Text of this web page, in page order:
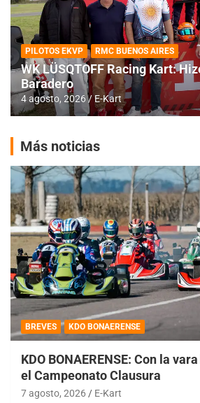
PILOTOS EKVP RMC BUENOS AIRES
WK LÜSQTOFF Racing Kart:
Baradero
4 agosto, 2026 E-Kart
Más noticias
BREVES KDO BONAERENSE
KDO BONAERENSE: Con la
el Campeonato Clausura
7 agosto, 2026 E-Kart